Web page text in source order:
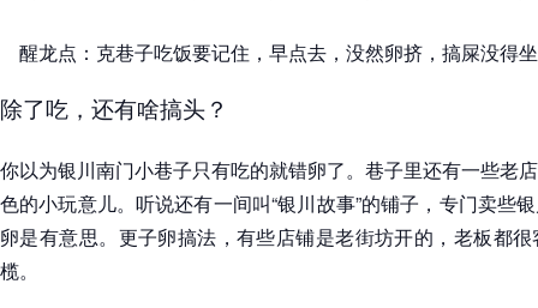
醒龙点：克巷子吃饭要记住，早点去，没然卵挤，搞屎没得
除了吃，还有啥搞头？
你以为银川南门小巷子只有吃的就错卵了。巷子里还有一些老
色的小玩意儿。听说还有一间叫“银川故事”的铺子，专门卖些
卵是有意思。更子卵搞法，有些店铺是老街坊开的，老板都
榄。